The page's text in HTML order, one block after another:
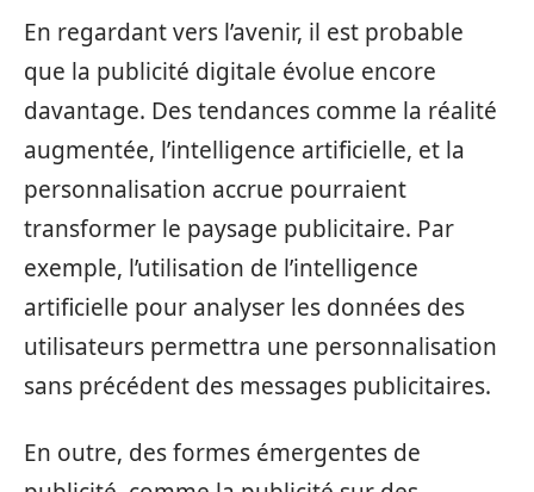
En regardant vers l’avenir, il est probable
que la publicité digitale évolue encore
davantage. Des tendances comme la réalité
augmentée, l’intelligence artificielle, et la
personnalisation accrue pourraient
transformer le paysage publicitaire. Par
exemple, l’utilisation de l’intelligence
artificielle pour analyser les données des
utilisateurs permettra une personnalisation
sans précédent des messages publicitaires.
En outre, des formes émergentes de